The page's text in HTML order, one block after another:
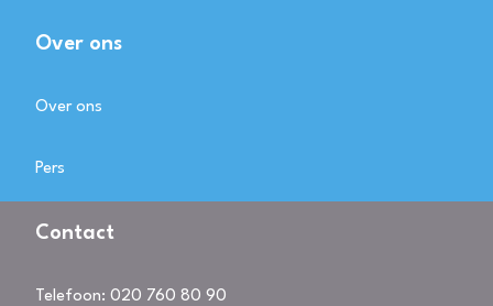
Over ons
Over ons
Pers
Contact
Telefoon: 020 760 80 90